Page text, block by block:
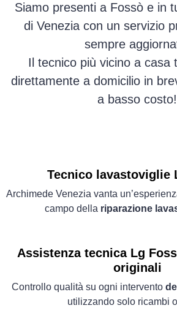
Siamo presenti a Fossò e in
di Venezia con un servizio
sempre
Il tecnico più vicino a casa
direttamente a domicilio in
a basso costo!
Tecnico lavastoviglie
Archimede Venezia vanta
campo della riparazione
Assistenza tecnica Lg
originali
Controllo qualità su ogni intervento
utilizzando solo ricambi